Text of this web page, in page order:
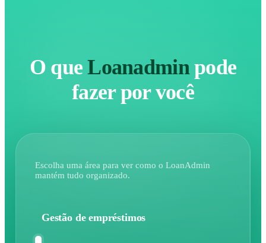
O queLoanadminpode
fazer por você
Escolha uma área para ver como o LoanAdmin
mantém tudo organizado.
Gestão de empréstimos